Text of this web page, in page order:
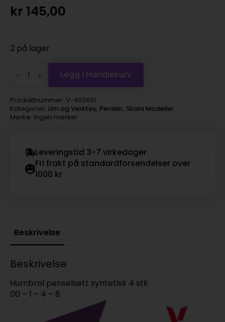
kr 145,00
2 på lager
penselsett
Coloro
antall
Legg I Handlekurv
Produktnummer: V-462651
Kategorier: Lim og Verktøy, Pensler, Skala Modeller
Merke: Ingen merker
Leveringstid 3-7 virkedager
Fri frakt på standardforsendelser over
1000 kr
Beskrivelse
Beskrivelse
Humbrol penselsett syntetisk 4 stk
00 – 1 – 4 – 8